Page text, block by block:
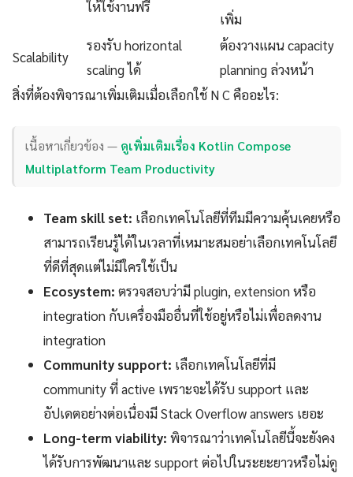
ให้ใช้งานฟรี
เพิ่ม
Scalability
รองรับ horizontal
scaling ได้
ต้องวางแผน capacity
planning ล่วงหน้า
สิ่งที่ต้องพิจารณาเพิ่มเติมเมื่อเลือกใช้ N C คืออะไร:
เนื้อหาเกี่ยวข้อง — ดูเพิ่มเติมเรื่อง Kotlin Compose
Multiplatform Team Productivity
Team skill set: เลือกเทคโนโลยีที่ทีมมีความคุ้นเคยหรือ
สามารถเรียนรู้ได้ในเวลาที่เหมาะสมอย่าเลือกเทคโนโลยี
ที่ดีที่สุดแต่ไม่มีใครใช้เป็น
Ecosystem: ตรวจสอบว่ามี plugin, extension หรือ
integration กับเครื่องมืออื่นที่ใช้อยู่หรือไม่เพื่อลดงาน
integration
Community support: เลือกเทคโนโลยีที่มี
community ที่ active เพราะจะได้รับ support และ
อัปเดตอย่างต่อเนื่องมี Stack Overflow answers เยอะ
Long-term viability: พิจารณาว่าเทคโนโลยีนี้จะยังคง
ได้รับการพัฒนาและ support ต่อไปในระยะยาวหรือไม่ดู